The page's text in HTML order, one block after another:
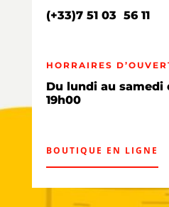
(+33)7 51 03 56 11
HORRAIRES
Du lundi au samedi
19h00
BOUTIQUE EN LIGNE